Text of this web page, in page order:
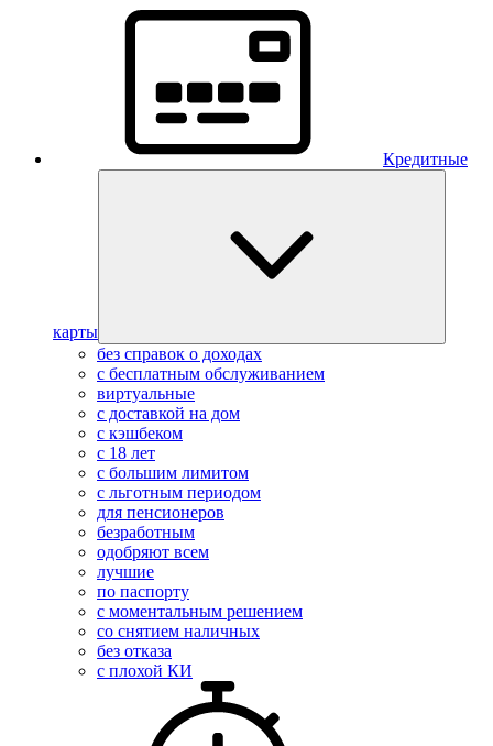
Кредитные
карты
без справок о доходах
с бесплатным обслуживанием
виртуальные
с доставкой на дом
с кэшбеком
с 18 лет
с большим лимитом
с льготным периодом
для пенсионеров
безработным
одобряют всем
лучшие
по паспорту
с моментальным решением
со снятием наличных
без отказа
с плохой КИ